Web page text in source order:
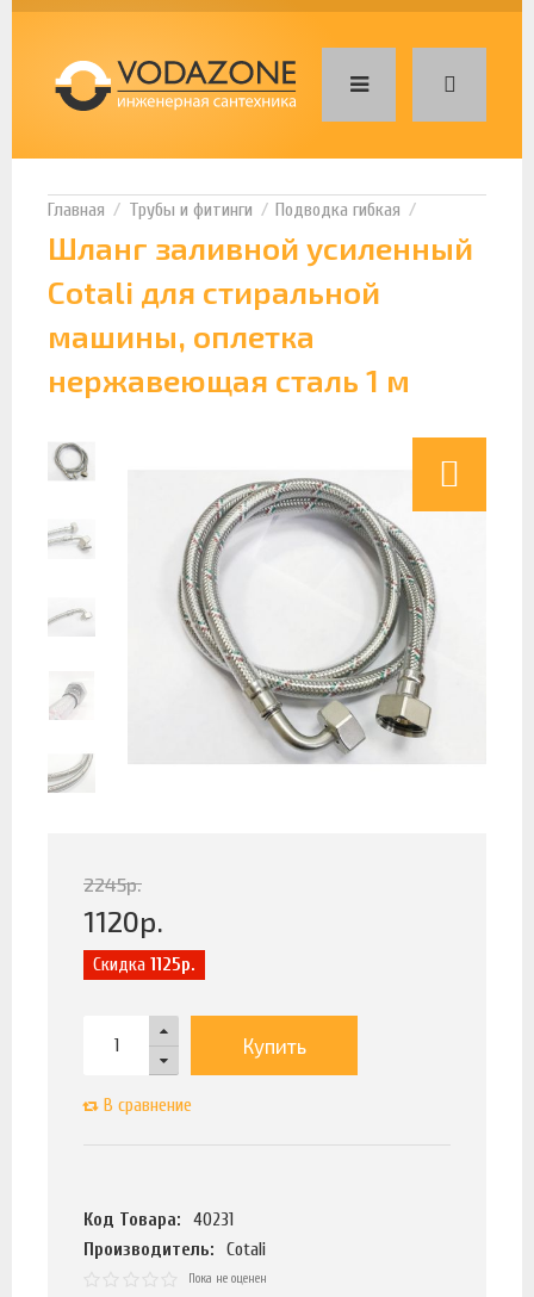
Трубы и фитинги Подводка гибкая
Шланг заливной усиленный
Cotali для стиральной
машины, оплетка
нержавеющая сталь 1 м
2245р.
1120р.
Скидка 1125р.
Купить
В сравнение
Код Товара:
40231
Производитель:
Cotali
Пока не оценен